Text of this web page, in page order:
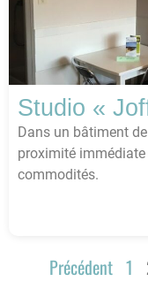
Studio «
Dans un bâtiment
proximité
commodités.
Précédent 1